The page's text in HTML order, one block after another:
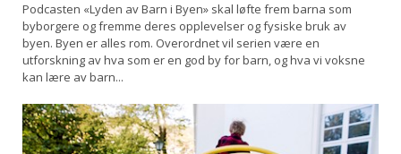
Podcasten «Lyden av Barn i Byen» skal løfte frem barna som
byborgere og fremme deres opplevelser og fysiske bruk av
byen. Byen er alles rom. Overordnet vil serien være en
utforskning av hva som er en god by for barn, og hva vi voksne
kan lære av barn...